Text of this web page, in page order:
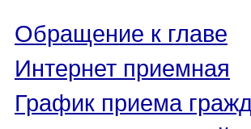
Обращение к главе
Интернет приемная
График приема